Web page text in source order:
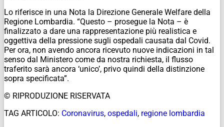
Lo riferisce in una Nota la Direzione Generale Welfare della
Regione Lombardia. “Questo – prosegue la Nota – è
finalizzato a dare una rappresentazione più realistica e
oggettiva della pressione sugli ospedali causata dal Covid.
Per ora, non avendo ancora ricevuto nuove indicazioni in tal
senso dal Ministero come da nostra richiesta, il flusso
traferito sarà ancora ‘unico’, privo quindi della distinzione
sopra specificata”.
© RIPRODUZIONE RISERVATA
TAG ARTICOLO: Coronavirus, ospedali, regione lombardia